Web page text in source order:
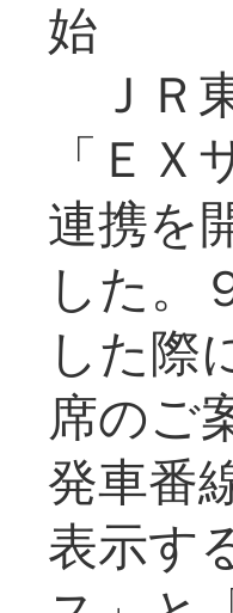
始
ＪＲ
「Ｅ
連携を
した。
した際
席のご
発車番
表示す